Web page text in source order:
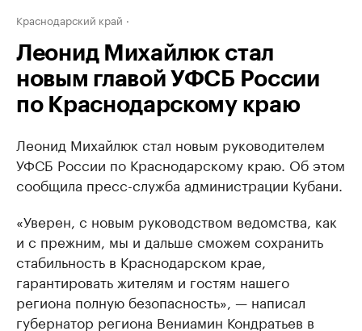
Краснодарский край
Леонид Михайлюк стал
новым главой УФСБ России
по Краснодарскому краю
Леонид Михайлюк стал новым руководителем
УФСБ России по Краснодарскому краю. Об этом
сообщила пресс-служба администрации Кубани.
«Уверен, с новым руководством ведомства, как
и с прежним, мы и дальше сможем сохранить
стабильность в Краснодарском крае,
гарантировать жителям и гостям нашего
региона полную безопасность», — написал
губернатор региона Вениамин Кондратьев в